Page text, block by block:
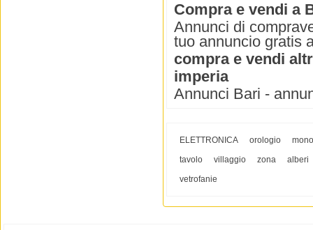
Compra e vendi a
Annunci di
tuo annuncio gratis
compra e vendi
imperia
Annunci Bari -
ELETTRONICA orologio
tavolo
villaggio zona
alberi
vetrofanie